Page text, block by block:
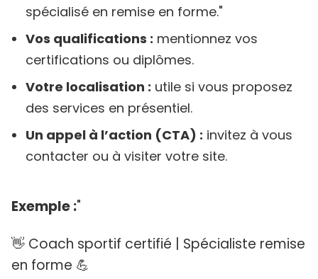
spécialisé en remise en forme."
Vos qualifications : mentionnez vos
certifications ou diplômes.
Votre localisation : utile si vous proposez
des services en présentiel.
Un appel à l’action (CTA) : invitez à vous
contacter ou à visiter votre site.
Exemple :"
👋 Coach sportif certifié | Spécialiste remise
en forme 💪